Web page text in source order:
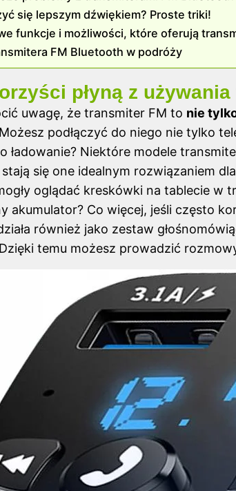
się lepszym dźwiękiem? Proste triki!
funkcje i możliwości, które oferują
FM Bluetooth w podróży
płyną z
uwagę, że transmiter FM to nie
podłączyć do niego nie tylko
ładowanie? Niektóre modele
się one idealnym rozwiązaniem
oglądać kreskówki na tablecie w
akumulator? Co więcej, jeśli często
również jako zestaw
temu możesz prowadzić